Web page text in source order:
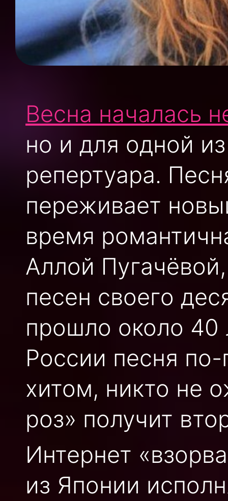
Весна началась
но и для одной
репертуара.
переживает
время
Аллой
песен своего
прошло около 40
России песня
хитом, никто не
роз» получит
Интернет
из Японии